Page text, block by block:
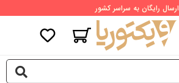
ارسال رایگان به سراسر کشور